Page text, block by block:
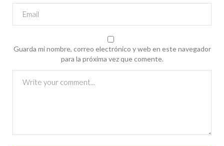
Guarda mi nombre, correo electrónico y web en este navegador
para la próxima vez que comente.